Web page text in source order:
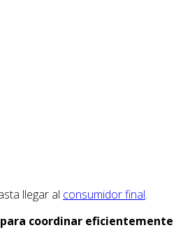
llegar al consumidor final.
coordinar eficientemente